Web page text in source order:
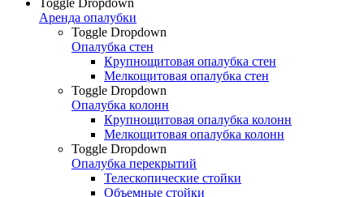
Toggle Dropdown
Аренда опалубки
Toggle Dropdown
Опалубка стен
Крупнощитовая опалубка стен
Мелкощитовая опалубка стен
Toggle Dropdown
Опалубка колонн
Крупнощитовая опалубка колонн
Мелкощитовая опалубка колонн
Toggle Dropdown
Опалубка перекрытий
Телескопические стойки
Объемные стойки